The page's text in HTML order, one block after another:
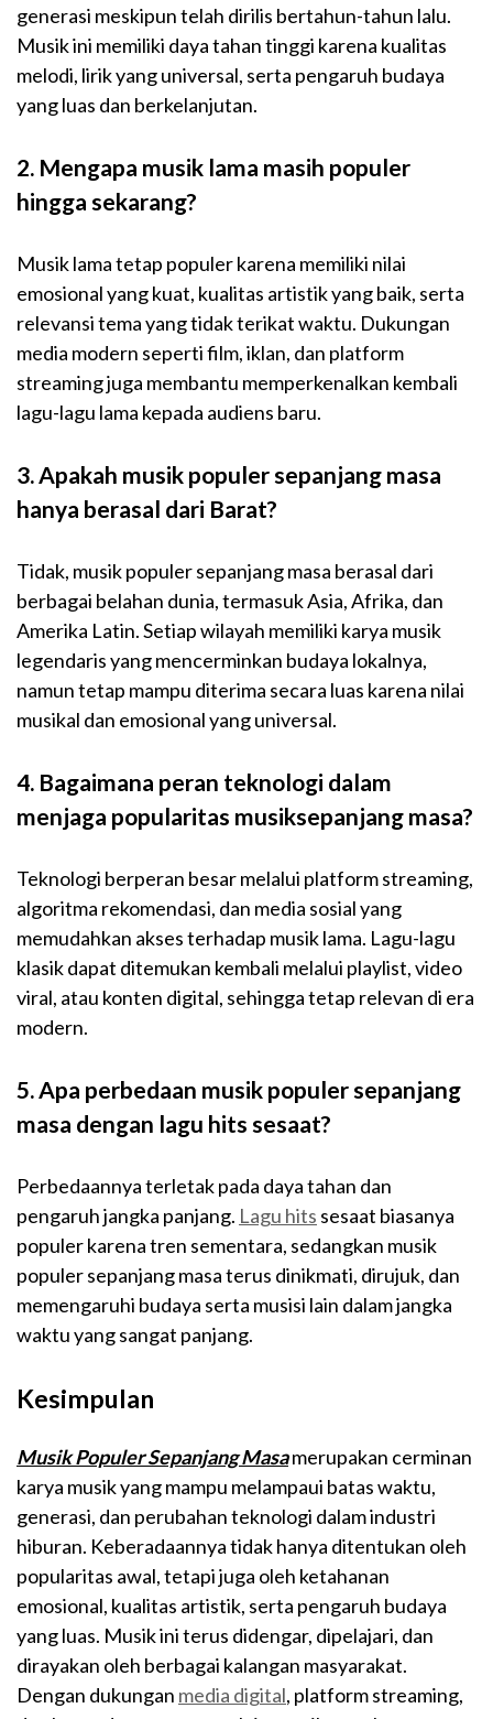
generasi meskipun telah dirilis bertahun-tahun lalu.
Musik ini memiliki daya tahan tinggi karena kualitas
melodi, lirik yang universal, serta pengaruh budaya
yang luas dan berkelanjutan.
2. Mengapa musik lama masih populer
hingga sekarang?
Musik lama tetap populer karena memiliki nilai
emosional yang kuat, kualitas artistik yang baik, serta
relevansi tema yang tidak terikat waktu. Dukungan
media modern seperti film, iklan, dan platform
streaming juga membantu memperkenalkan kembali
lagu-lagu lama kepada audiens baru.
3. Apakah musik populer sepanjang masa
hanya berasal dari Barat?
Tidak, musik populer sepanjang masa berasal dari
berbagai belahan dunia, termasuk Asia, Afrika, dan
Amerika Latin. Setiap wilayah memiliki karya musik
legendaris yang mencerminkan budaya lokalnya,
namun tetap mampu diterima secara luas karena nilai
musikal dan emosional yang universal.
4. Bagaimana peran teknologi dalam
menjaga popularitas musiksepanjang masa?
Teknologi berperan besar melalui platform streaming,
algoritma rekomendasi, dan media sosial yang
memudahkan akses terhadap musik lama. Lagu-lagu
klasik dapat ditemukan kembali melalui playlist, video
viral, atau konten digital, sehingga tetap relevan di era
modern.
5. Apa perbedaan musik populer sepanjang
masa dengan lagu hits sesaat?
Perbedaannya terletak pada daya tahan dan
pengaruh jangka panjang. Lagu hits sesaat biasanya
populer karena tren sementara, sedangkan musik
populer sepanjang masa terus dinikmati, dirujuk, dan
memengaruhi budaya serta musisi lain dalam jangka
waktu yang sangat panjang.
Kesimpulan
Musik Populer Sepanjang Masamerupakan cerminan
karya musik yang mampu melampaui batas waktu,
generasi, dan perubahan teknologi dalam industri
hiburan. Keberadaannya tidak hanya ditentukan oleh
popularitas awal, tetapi juga oleh ketahanan
emosional, kualitas artistik, serta pengaruh budaya
yang luas. Musik ini terus didengar, dipelajari, dan
dirayakan oleh berbagai kalangan masyarakat.
Dengan dukungan media digital, platform streaming,